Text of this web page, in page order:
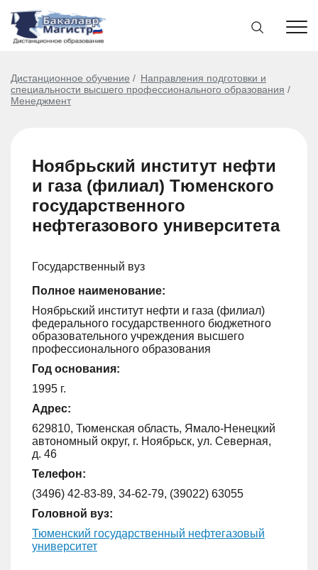
Дистанционное обучение
Направления подготовки и
специальности высшего профессионального образования
Менеджмент
Ноябрьский институт нефти
и газа (филиал) Тюменского
государственного
нефтегазового университета
Государственный вуз
Полное наименование:
Ноябрьский институт нефти и газа (филиал)
федерального государственного бюджетного
образовательного учреждения высшего
профессионального образования
Год основания:
1995 г.
Адрес:
629810, Тюменская область, Ямало-Ненецкий
автономный округ, г. Ноябрьск, ул. Северная,
д. 46
Телефон:
(3496) 42-83-89, 34-62-79, (39022) 63055
Головной вуз:
Тюменский государственный нефтегазовый
университет